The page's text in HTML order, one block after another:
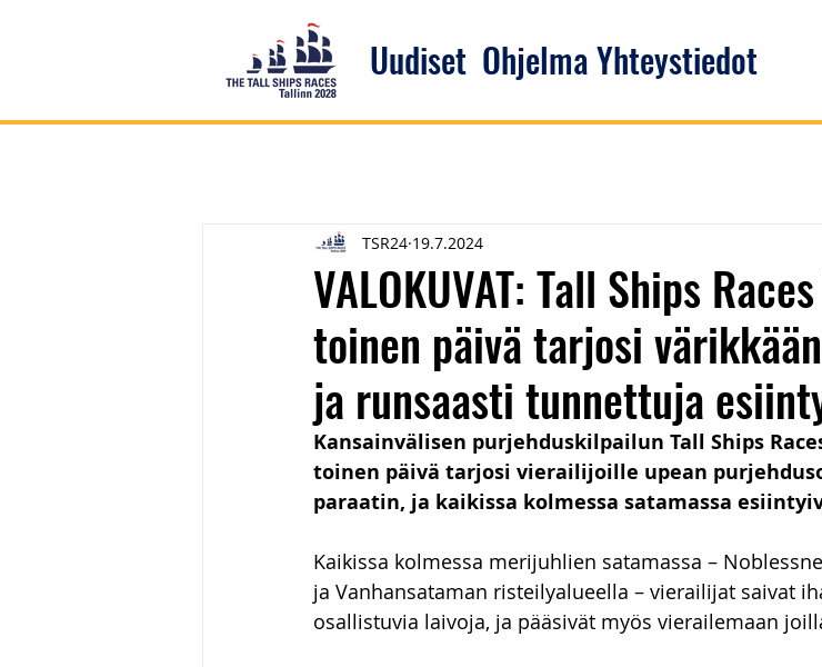
Uudiset OhjelmaYhteystiedot
VALOKUVAT: Tall Ships
toinen päivä tarjosi
ja runsaasti tunnettuja
TSR24 19.7.2024
Kansainvälisen purjehduskilpailun Tall Ships
toinen päivä tarjosi vierailijoille upean
paraatin, ja kaikissa kolmessa satamassa
Kaikissa kolmessa merijuhlien satamassa –
ja Vanhansataman risteilyalueella – vierailijat saivat
osallistuvia laivoja, ja pääsivät myös vierailemaan